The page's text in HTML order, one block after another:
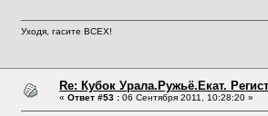
Уходя, гасите ВСЕХ!
Re: Кубок Урала.Ружьё.Екат.
« Ответ #53 : 06 Сентября 2011, 10:28:20 »